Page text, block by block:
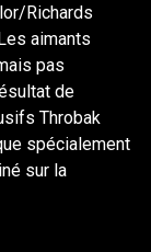
Richards
aimants
pas
de
Throbak
spécialement
sur la